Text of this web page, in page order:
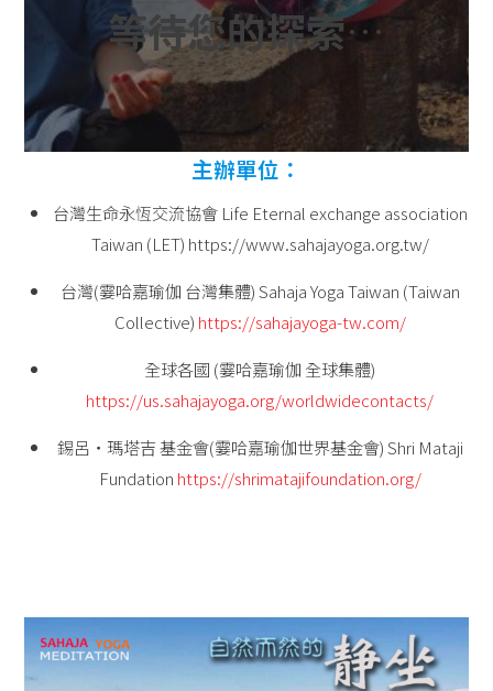
等待您的探索…
主辦單位：
台灣生命永恆交流協會 Life Eternal exchange association
Taiwan (LET) https://www.sahajayoga.org.tw/
台灣(霎哈嘉瑜伽 台灣集體) Sahaja Yoga Taiwan (Taiwan
Collective) https://sahajayoga-tw.com/
全球各國 (霎哈嘉瑜伽 全球集體)
https://us.sahajayoga.org/worldwidecontacts/
錫呂‧瑪塔吉 基金會(霎哈嘉瑜伽世界基金會) Shri Mataji
Fundation https://shrimatajifoundation.org/